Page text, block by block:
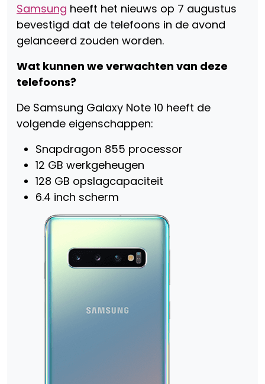
Samsung heeft het nieuws op 7 augustus
bevestigd dat de telefoons in de avond
gelanceerd zouden worden.
Wat kunnen we verwachten van deze
telefoons?
De Samsung Galaxy Note 10 heeft de
volgende eigenschappen:
Snapdragon 855 processor
12 GB werkgeheugen
128 GB opslagcapaciteit
6.4 inch scherm